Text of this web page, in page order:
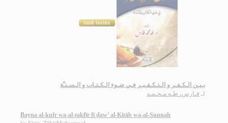
بـيـن الـكـفـر و الـتـكـفـيـر فـي ضـوء الـكـتـاب و الـسـنـّة
لـ فـارس، طـه مـحـمـد
Bayna al-kufr wa-al-takfīr fī ḍaw’ al-Kitāb wa-al-Sunnah